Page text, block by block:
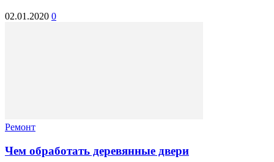
02.01.2020 0
Ремонт
Чем обработать деревянные двери